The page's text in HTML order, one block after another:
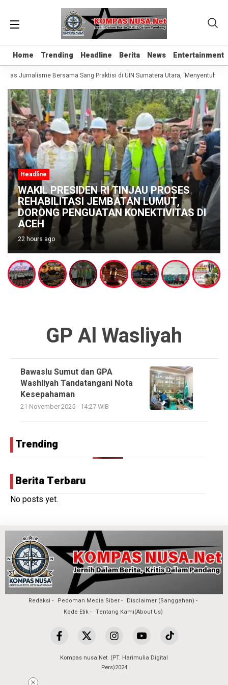
Home Trending Headline Berita News Entertainment
Home Trending Headline Berita News Entertainment
Jurnalisme Bersama Sang Praktisi di UIN Sumatera Utara, ‘Menyentuh Hati
Headline
WAKIL PRESIDEN RI TINJAU PROSES
REHABILITASI JEMBATAN LUMUT,
DORONG PENGUATAN KONEKTIVITAS DI
ACEH
22 hours ago
GP Al Wasliyah
Bawaslu Sumut dan GPA
Washliyah Tandatangani Nota
Kesepahaman
21 November 2025 - 14:27 WIB
Trending
Berita Terbaru
No posts yet.
Redaksi Pedoman Media Siber
Disclaimer (Sanggahan)
Kode Etik
Tentang Kami(About Us)
Kompas nusa.Net. (PT. Harimulia Digital
Pers)2024